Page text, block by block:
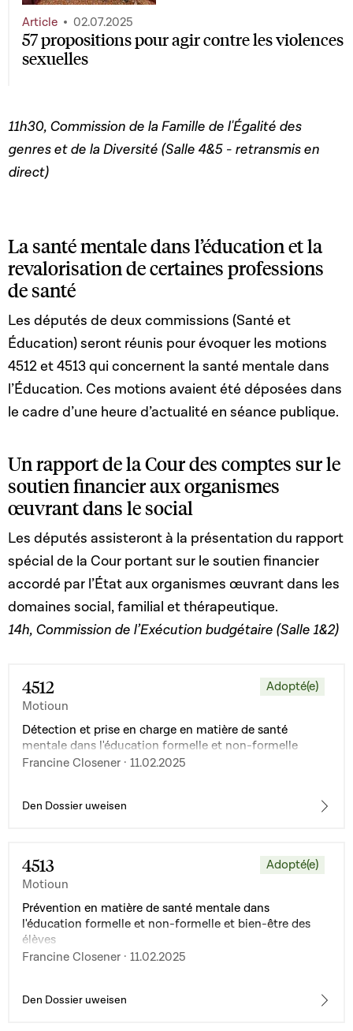
57 propositions pour agir contre les violences
sexuelles
Article 02.07.2025
11h30, Commission de la Famille de l'Égalité des
genres et de la Diversité (Salle 4&5 - retransmis en
direct)
La santé mentale dans l’éducation et la
revalorisation de certaines professions
de santé
Les députés de deux commissions (Santé et
Éducation) seront réunis pour évoquer les motions
4512 et 4513 qui concernent la santé mentale dans
l’Éducation. Ces motions avaient été déposées dans
le cadre d’une heure d’actualité en séance publique.
Un rapport de la Cour des comptes sur le
soutien financier aux organismes
œuvrant dans le social
Les députés assisteront à la présentation du rapport
spécial de la Cour portant sur le soutien financier
accordé par l’État aux organismes œuvrant dans les
domaines social, familial et thérapeutique.
14h, Commission de l’Exécution budgétaire (Salle 1&2)
4512
Motioun
Adopté(e)
Détection et prise en charge en matière de santé
mentale dans l'éducation formelle et non-formelle
Francine Closener · 11.02.2025
Den Dossier uweisen
4513
Motioun
Adopté(e)
Prévention en matière de santé mentale dans
l'éducation formelle et non-formelle et bien-être des
élèves
Francine Closener · 11.02.2025
Den Dossier uweisen